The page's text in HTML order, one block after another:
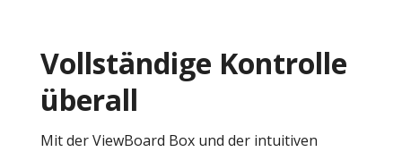
Vollständige Kontrolle
überall
Mit der ViewBoard Box und der intuitiven